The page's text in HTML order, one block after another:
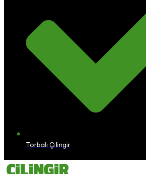
Torbalı Çilingir